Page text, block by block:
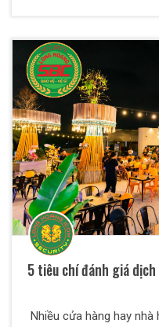
5 tiêu chí đánh giá
Nhiều cửa hàng hay